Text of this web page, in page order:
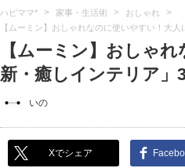
ハピママ* > 家事・生活術 > おしゃれ >
【ムーミン】おしゃれなのに使いやすい！大
【ムーミン】おしゃ
新・癒しインテリア」3
いの
Xでシェア